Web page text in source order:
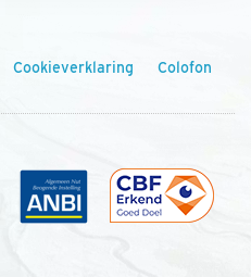
Cookieverklaring Colofon